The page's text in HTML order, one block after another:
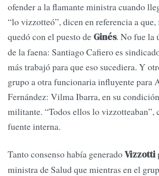
ofender a la flamante ministra cuando
“lo vizzotteó”, dicen en referencia a
quedó con el puesto de Ginés. No fue la
de la faena: Santiago Cafiero es
más trabajó para que eso sucediera. Y
grupo a otra funcionaria influyente para
Fernández: Vilma Ibarra, en su
militante. “Todos ellos lo vizzotteaban”,
fuente interna.
Tanto consenso había generadoVizzotti
ministra de Salud que mientras en el